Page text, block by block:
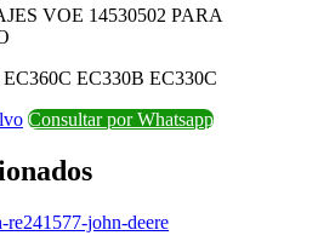
VOE 14530502 PARA
EC330B EC330C
Consultar por Whatsapp